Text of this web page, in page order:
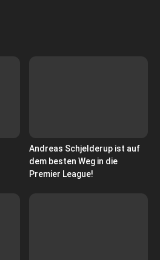
Andreas Schjelderup ist auf
dem besten Weg in die
Premier League!